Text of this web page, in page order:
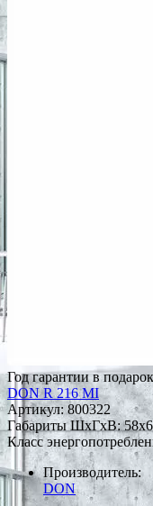
Год гарантии в
DON R 216 MI
Артикул: 800322
Габариты ШxГxВ:
Класс
Производитель:
DON